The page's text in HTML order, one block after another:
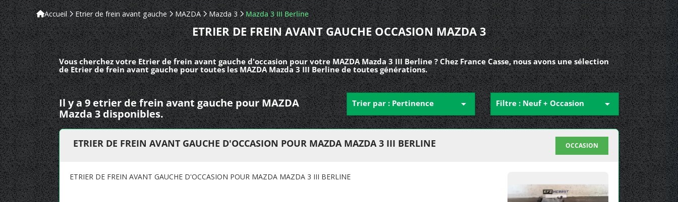
Accueil Etrier de frein avant gauche MAZDA Mazda 3 Mazda 3 III Berline
ETRIER DE FREIN AVANT GAUCHE OCCASION MAZDA 3
Vous cherchez votre Etrier de frein avant gauche d'occasion pour votre MAZDA Mazda 3 III Berline ? Chez France Casse, nous avons une sélection
de Etrier de frein avant gauche pour toutes les MAZDA Mazda 3 III Berline de toutes générations.
Il y a 9 etrier de frein avant gauche pour MAZDA
Mazda 3 disponibles.
Trier par : Pertinence  Filtre : Neuf + Occasion 
ETRIER DE FREIN AVANT GAUCHE D'OCCASION POUR MAZDA MAZDA 3 III BERLINE OCCASION
ETRIER DE FREIN AVANT GAUCHE D'OCCASION POUR MAZDA MAZDA 3 III BERLINE